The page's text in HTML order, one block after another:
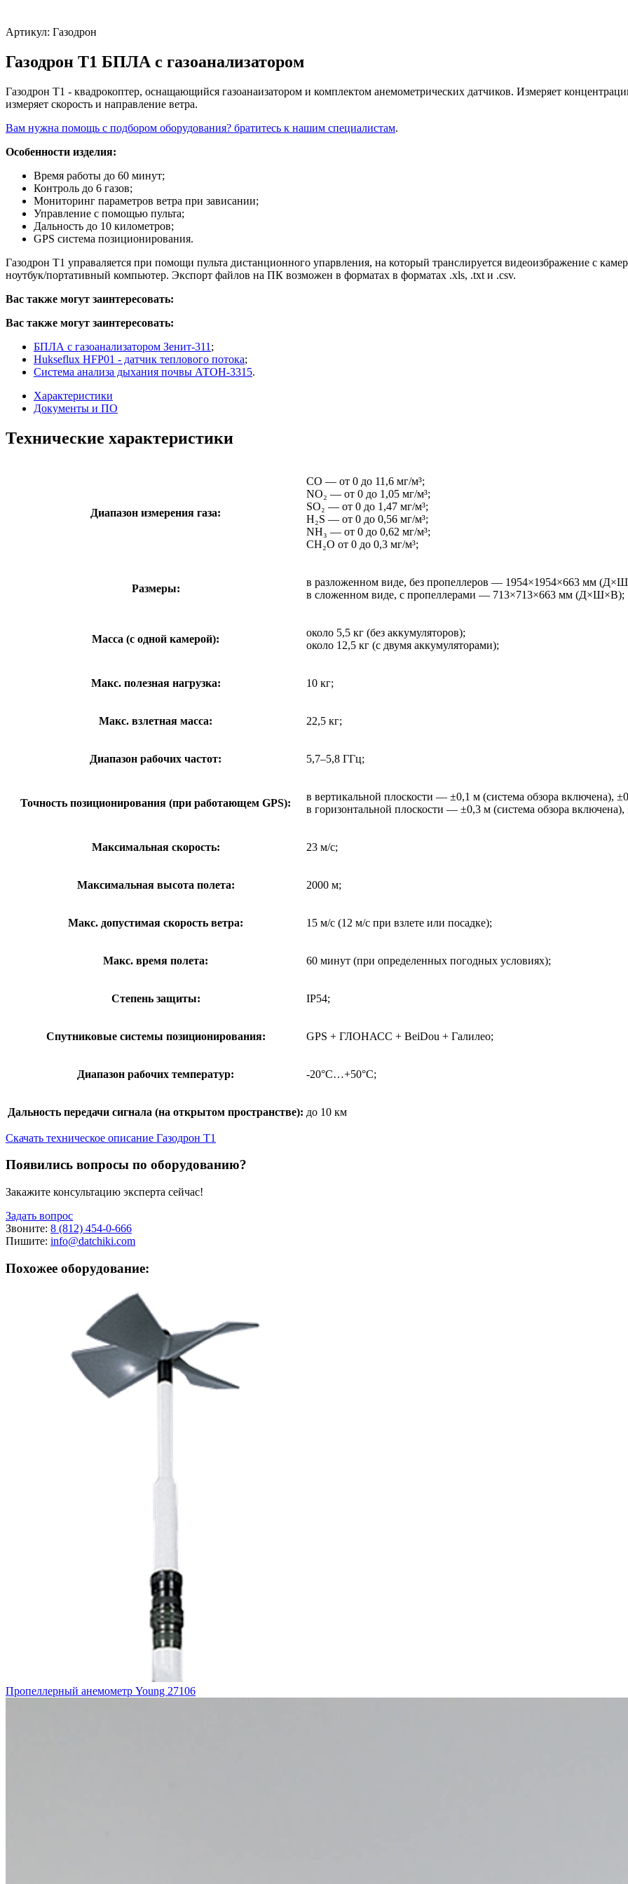
Артикул: Газодрон
Газодрон Т1 БПЛА с газоанализатором
Газодрон Т1 - квадрокоптер, оснащающийся газоанаизатором и комплектом анемометрических датчиков. Измеряет
измеряет скорость и направление ветра.
Вам нужна помощь с подбором оборудования? братитесь к нашим специалистам.
Особенности изделия:
Время работы до 60 минут;
Контроль до 6 газов;
Мониторинг параметров ветра при зависании;
Управление с помощью пульта;
Дальность до 10 километров;
GPS система позиционирования.
Газодрон Т1 управаляется при помощи пульта дистанционного упарвления, на который транслируется видеоизбражение с
ноутбук/портативный компьютер. Экспорт файлов на ПК возможен в форматах в форматах .xls, .txt и .csv.
Вас также могут заинтересовать:
Вас также могут заинтересовать:
БПЛА с газоанализатором Зенит-311 ;
Hukseflux HFP01 - датчик теплового потока;
Система анализа дыхания почвы АТОН-3315.
Характеристики
Документы и ПО
Технические характеристики
Диапазон измерения газа:
CO — от 0 до 11,6 мг/м³;
NO₂ — от 0 до 1,05 мг/м³;
SO₂ — от 0 до 1,47 мг/м³;
H₂S — от 0 до 0,56 мг/м³;
NH₃ — от 0 до 0,62 мг/м³;
CH₂O от 0 до 0,3 мг/м³;
Размеры:
в разложенном виде, без пропеллеров — 1954×1954×663 мм
в сложенном виде, с пропеллерами — 713×713×663 мм (Д×Ш×В);
Масса (с одной камерой):
около 5,5 кг (без аккумуляторов);
около 12,5 кг (с двумя аккумуляторами);
Макс. полезная нагрузка: 10 кг;
Макс. взлетная масса: 22,5 кг;
Диапазон рабочих частот: 5,7–5,8 ГГц;
Точность позиционирования (при работающем GPS):
в вертикальной плоскости — ±0,1 м (система обзора включена),
в горизонтальной плоскости — ±0,3 м (система обзора
Максимальная скорость: 23 м/с;
Максимальная высота полета: 2000 м;
Макс. допустимая скорость ветра: 15 м/с (12 м/с при взлете или посадке);
Макс. время полета: 60 минут (при определенных погодных условиях);
Степень защиты: IP54;
Спутниковые системы позиционирования: GPS + ГЛОНАСС + BeiDou + Галилео;
Диапазон рабочих температур: -20°C…+50°C;
Дальность передачи сигнала (на открытом пространстве): до 10 км
Скачать техническое описание Газодрон Т1
Появились вопросы по оборудованию?
Закажите консультацию эксперта сейчас!
Задать вопрос
Звоните: 8 (812) 454-0-666
Пишите: info@datchiki.com
Похожее оборудование:
Пропеллерный анемометр Young 27106